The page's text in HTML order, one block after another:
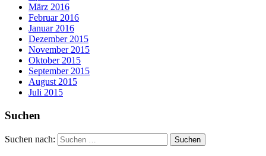
März 2016
Februar 2016
Januar 2016
Dezember 2015
November 2015
Oktober 2015
September 2015
August 2015
Juli 2015
Suchen
Suchen nach: